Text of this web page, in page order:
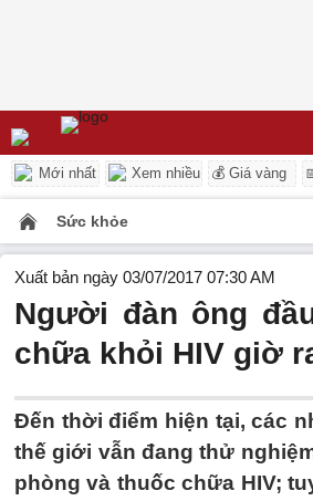
Mới nhất Xem nhiều 💰 Giá vàng
Sức khỏe
Xuất bản ngày 03/07/2017 07:30 AM
Người đàn ông
chữa khỏi HIV giờ
Đến thời điểm hiện tại, các
thế giới vẫn đang thử
phòng và thuốc chữa HIV;